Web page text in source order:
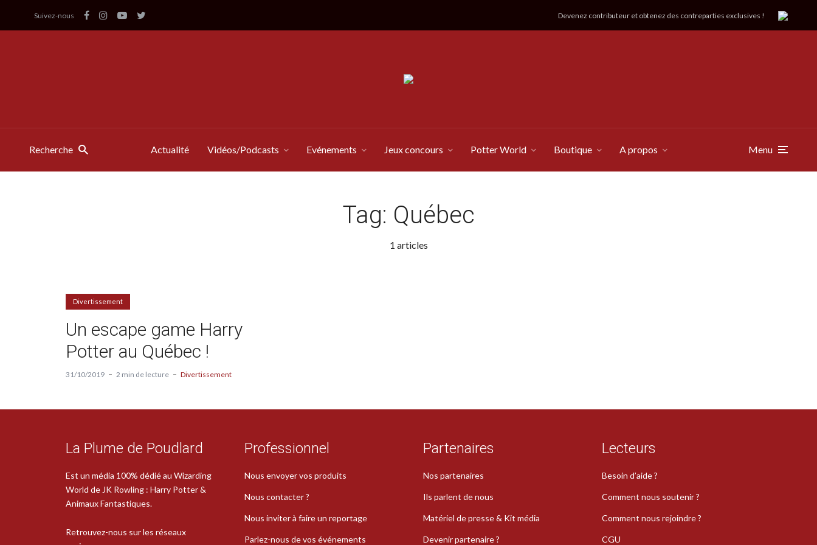
Suivez-nous Devenez contributeur et obtenez des contreparties exclusives !
Recherche Actualité Vidéos/Podcasts Evénements Jeux concours Potter World Boutique A propos Menu
Tag: Québec
1 articles
Divertissement
Un escape game Harry
Potter au Québec !
31/10/2019 2 min de lecture Divertissement
La Plume de Poudlard
Est un média 100% dédié au Wizarding
World de JK Rowling : Harry Potter &
Animaux Fantastiques.
Retrouvez-nous sur les réseaux
Professionnel
Nous envoyer vos produits
Nous contacter ?
Nous inviter à faire un reportage
Parlez-nous de vos événements
Partenaires
Nos partenaires
Ils parlent de nous
Matériel de presse & Kit média
Devenir partenaire ?
Lecteurs
Besoin d’aide ?
Comment nous soutenir ?
Comment nous rejoindre ?
CGU